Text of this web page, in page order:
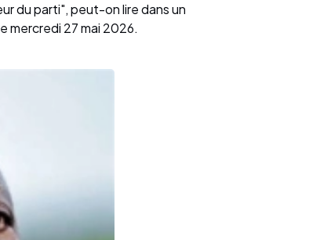
du parti", peut-on lire dans un
mercredi 27 mai 2026.